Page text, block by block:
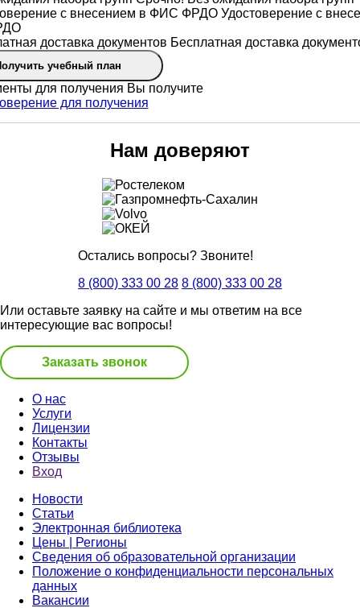
Удостоверение с
Бесплатная доставка
учебный план
Вы получите
Нам доверяют
Остались вопросы? Звоните!
8 (800) 333 00 28 8 (800) 333 00 28
Или оставьте заявку на сайте и мы ответим на все
интересующие вас вопросы!
Заказать звонок
О нас
Услуги
Лицензии
Контакты
Отзывы
Вход
Новости
Статьи
Электронная библиотека
Цены | Регионы
Сведения об образовательной организации
Положение о конфиденциальности персональных
данных
Вакансии